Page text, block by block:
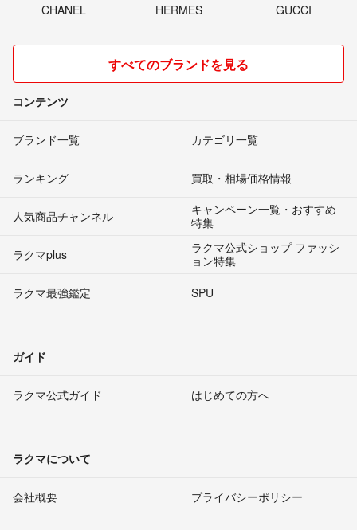
CHANEL HERMES GUCCI
すべてのブランドを見る
コンテンツ
ブランド一覧 カテゴリ一覧
ランキング 買取・相場価格情報
人気商品チャンネル
キャンペーン一覧・おすすめ
特集
ラクマplus
ラクマ公式ショップ ファッシ
ョン特集
ラクマ最強鑑定
SPU
ガイド
ラクマ公式ガイド はじめての方へ
ラクマについて
会社概要 プライバシーポリシー